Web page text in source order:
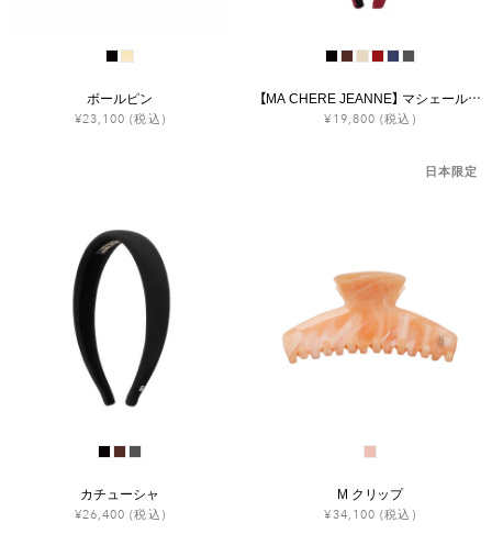
ボールピン
¥23,100 (税込)
【MA CHERE JEANNE】 マシェール ジャンヌ
¥19,800 (税込)
カチューシャ
¥26,400 (税込)
日本限定
M クリップ
¥34,100 (税込)